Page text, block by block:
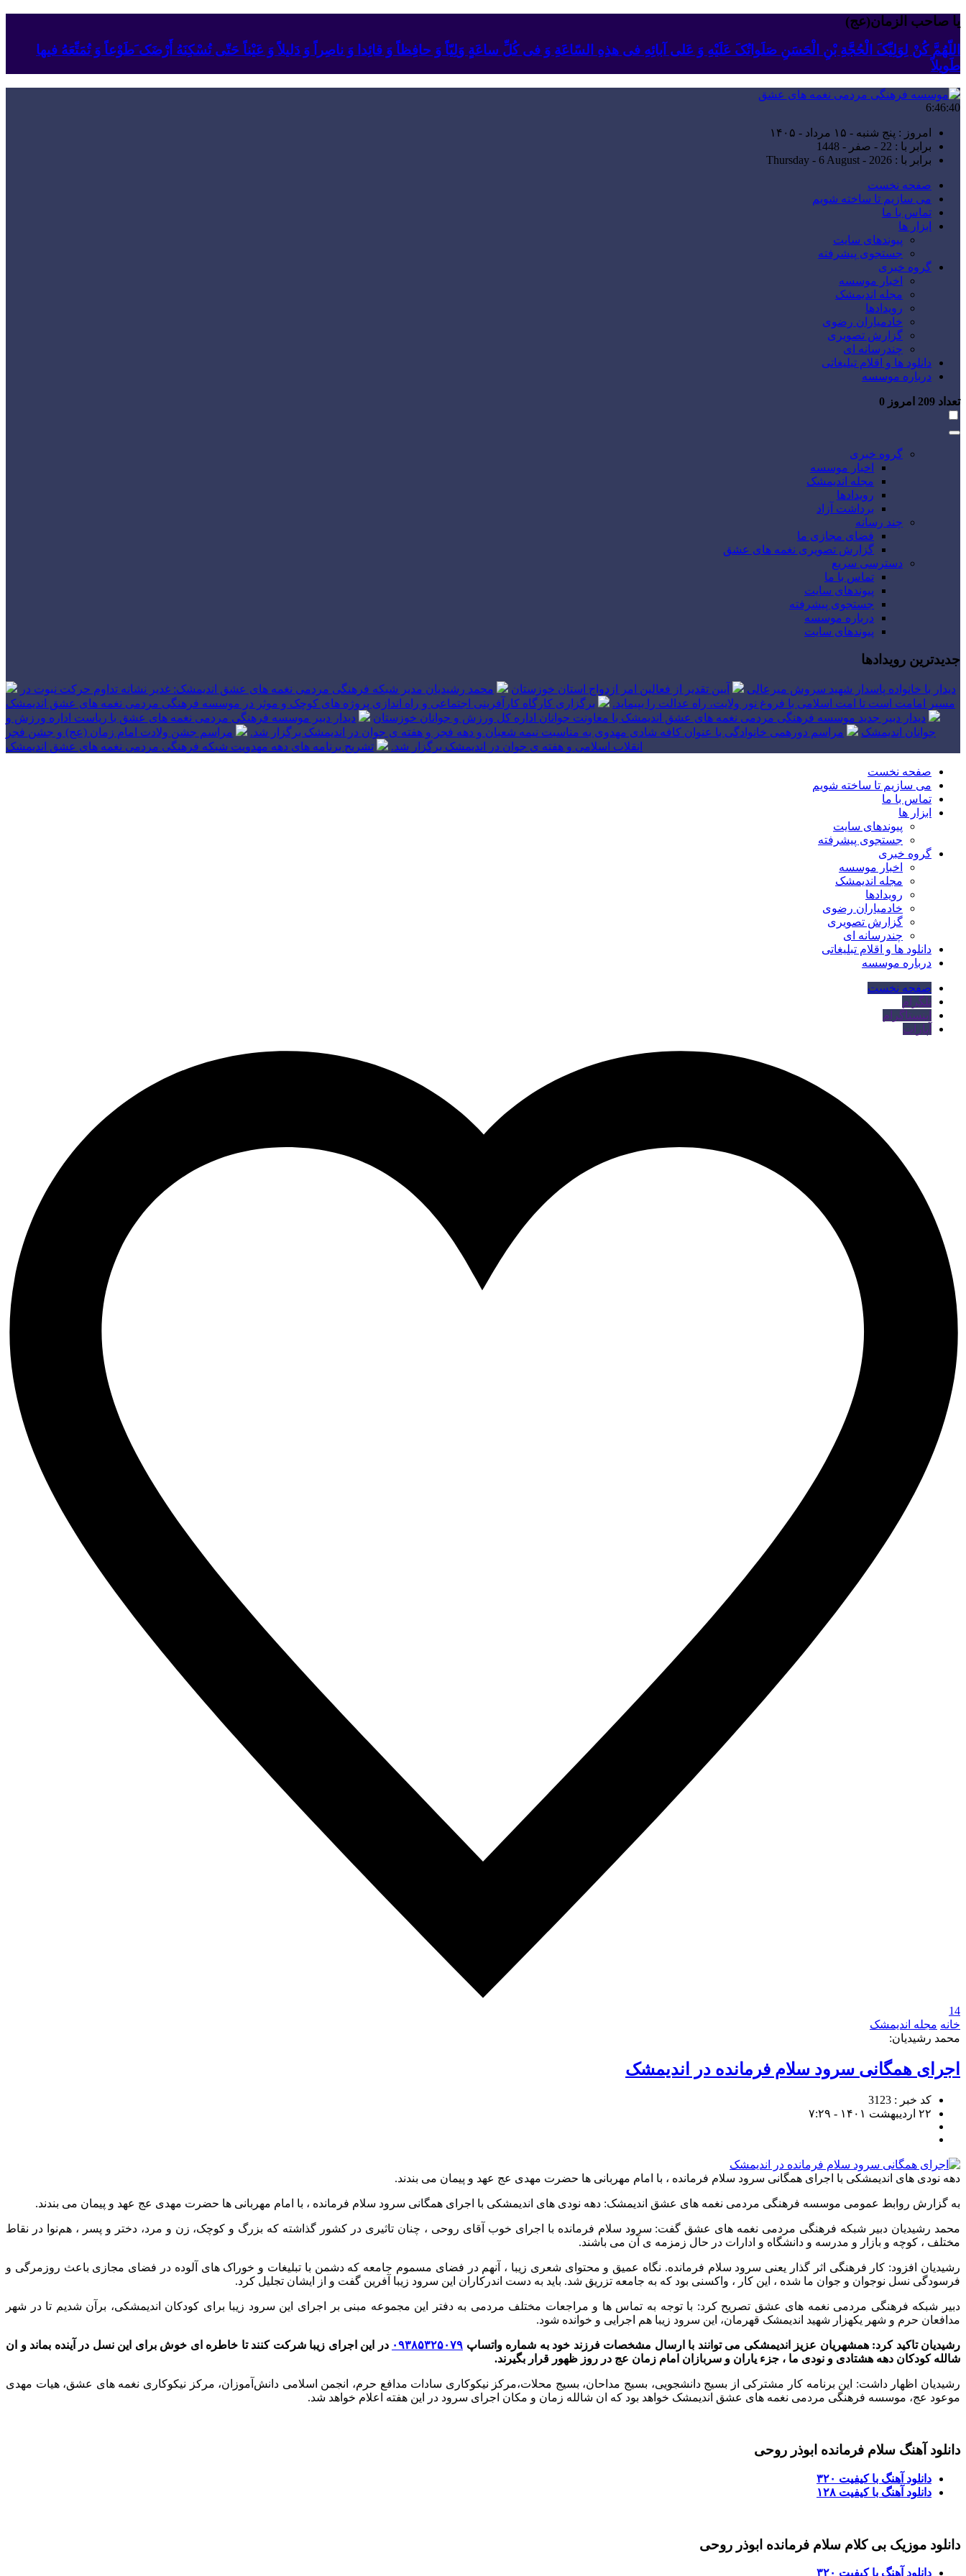
یا صاحب الزمان(عج)
اللّهُمَّ کُنْ لِوَلِیِّکَ الْحُجَّةِ بْنِ الْحَسَنِ صَلَواتُکَ عَلَیْهِ وَ عَلى آبائِهِ فی هذِهِ السّاعَةِ وَ فی کُلِّ ساعَةٍ وَلِیّاً وَ حافِظاً وَ قائِدا ‏وَ ناصِراً وَ دَلیلاً وَ عَیْناً حَتّى تُسْکِنَهُ أَرْضَک َطَوْعاً وَ تُمَتِّعَهُ فیها
طَویلاً
6:46:41
امروز : پنج شنبه - ۱۵ مرداد - ۱۴۰۵
برابر با : 22 - صفر - 1448
برابر با : Thursday - 6 August - 2026
صفحه نخست
می سازیم تا ساخته شویم
تماس با ما
ابزار ها
پیوندهای سایت
جستجوی پیشرفته
گروه خبری
اخبار موسسه
مجله اندیمشک
رویدادها
خادمیاران رضوی
گزارش تصویری
چندرسانه ای
دانلود ها و اقلام تبلیغاتی
درباره موسسه
تعداد امروز 0
گروه خبری
اخبار موسسه
مجله اندیمشک
رویدادها
برداشت آزاد
چند رسانه
فضای مجازی ما
گزارش تصویری نغمه های عشق
دسترسی سریع
تماس با ما
پیوندهای سایت
جستجوی پیشرفته
درباره موسسه
پیوندهای سایت
جدیدترین رویدادها
دیدار با خانواده پاسدار شهید سروش میرعالی آیین تقدیر از فعالین امر ازدواج استان خوزستان
محمد رشیدیان مدیر شبکه فرهنگی مردمی نغمه های عشق اندیمشک: غدیر نشانه تداوم حرکت نبوت در
مسیر امامت است تا امت اسلامی با فروغ نور ولایت، راه عدالت را بپیماید.
برگزاری کارگاه کارآفرینی اجتماعی و راه اندازی پروژه های کوچک و موثر در موسسه فرهنگی مردمی نغمه های عشق اندیمشک
دیدار دبیر جدید موسسه فرهنگی مردمی نغمه های عشق اندیمشک با معاونت جوانان اداره کل ورزش و جوانان خوزستان
دیدار دبیر موسسه فرهنگی مردمی نغمه های عشق با ریاست اداره ورزش و
جوانان اندیمشک
مراسم دورهمی خانوادگی با عنوان کافه شادی مهدوی به مناسبت نیمه شعبان و دهه فجر و هفته ی جوان در اندیمشک برگزار شد.
مراسم جشن ولادت امام زمان (عج) و جشن فجر
انقلاب اسلامی و هفته ی جوان در اندیمشک برگزار شد.
تشریح برنامه های دهه مهدویت شبکه فرهنگی مردمی نغمه های عشق اندیمشک
صفحه نخست
می سازیم تا ساخته شویم
تماس با ما
ابزار ها
پیوندهای سایت
جستجوی پیشرفته
گروه خبری
اخبار موسسه
مجله اندیمشک
رویدادها
خادمیاران رضوی
گزارش تصویری
چندرسانه ای
دانلود ها و اقلام تبلیغاتی
درباره موسسه
صفحه نخست
تلگرام
اینستاگرام
آپارات
14
خانه مجله اندیمشک
محمد رشیدیان:
اجرای همگانی سرود سلام فرمانده در اندیمشک
کد خبر : 3123
۲۲ اردیبهشت ۱۴۰۱ - ۷:۲۹
دهه نودی های اندیمشکی با اجرای همگانی سرود سلام فرمانده ، با امام مهربانی ها حضرت مهدی عج عهد و پیمان می بندند.
به گزارش روابط عمومی موسسه فرهنگی مردمی نغمه های عشق اندیمشک: دهه نودی های اندیمشکی با اجرای همگانی سرود سلام فرمانده ، با امام مهربانی ها حضرت مهدی عج عهد و پیمان می بندند.
محمد رشیدیان دبیر شبکه فرهنگی مردمی نغمه های عشق گفت: سرود سلام فرمانده با اجرای خوب آقای روحی ، چنان تاثیری در کشور گذاشته که بزرگ و کوچک، زن و مرد، دختر و پسر ، هم‌نوا در نقاط
مختلف ، کوچه و بازار و مدرسه و دانشگاه و ادارات در حال زمزمه ی آن می باشند.
رشیدیان افزود: کار فرهنگی اثر گذار یعنی سرود سلام فرمانده. نگاه عمیق و محتوای شعری زیبا ، آنهم در فضای مسموم جامعه که دشمن با تبلیغات و خوراک های آلوده در فضای مجازی باعث روزمرگی و
فرسودگی نسل نوجوان و جوان ما شده ، این کار ، واکسنی بود که به جامعه تزریق شد. باید به دست اندرکاران این سرود زیبا آفرین گفت و از ایشان تجلیل کرد.
دبیر شبکه فرهنگی مردمی نغمه های عشق تصریح کرد: با توجه به‌ تماس ها و مراجعات مختلف مردمی به دفتر این مجموعه مبنی بر اجرای این سرود زیبا برای کودکان اندیمشکی، برآن شدیم تا در شهر
مدافعان حرم و شهر یکهزار شهید اندیمشک قهرمان، این سرود زیبا هم اجرایی و خوانده شود.
رشیدیان تاکید کرد: همشهریان عزیز اندیمشکی می توانند با ارسال مشخصات فرزند خود به شماره واتساپ ۰۹۳۸۵۳۲۵۰۷۹ در این اجرای زیبا شرکت کنند تا خاطره ای خوش برای این نسل در آینده بماند و ان
شالله کودکان دهه هشتادی و نودی ما ، جزء یاران و سربازان امام زمان عج در روز ظهور قرار بگیرند.
رشیدیان اظهار داشت: این برنامه کار مشترکی از بسیج دانشجویی، بسیج مداحان، بسیج محلات،مرکز نیکوکاری سادات مدافع حرم، انجمن اسلامی دانش‌آموزان، مرکز نیکوکاری نغمه های عشق، هیات مهدی
موعود عج، موسسه فرهنگی مردمی نغمه های عشق اندیمشک خواهد بود که ان شالله زمان و مکان اجرای سرود در این هفته اعلام خواهد شد.
دانلود آهنگ سلام فرمانده ابوذر روحی
دانلود آهنگ با کیفیت ۳۲۰
دانلود آهنگ با کیفیت ۱۲۸
دانلود موزیک بی کلام سلام فرمانده ابوذر روحی
دانلود آهنگ با کیفیت ۳۲۰